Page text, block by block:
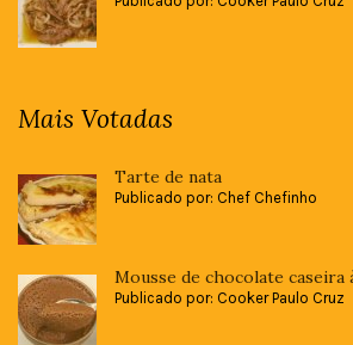
Mais Votadas
Tarte de nata
Publicado por: Chef Chefinho
Mousse de chocolate caseira
Publicado por: Cooker Paulo Cruz